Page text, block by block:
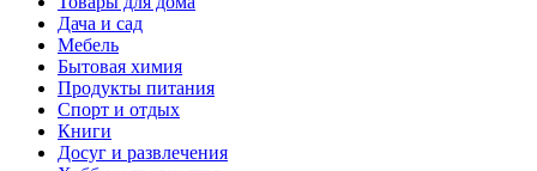
Дача и сад
Мебель
Бытовая химия
Продукты питания
Спорт и отдых
Книги
Досуг и развлечения